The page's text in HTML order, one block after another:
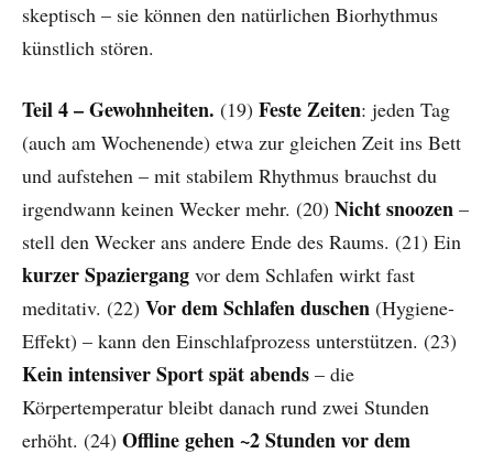
skeptisch – sie können den natürlichen Biorhythmus
künstlich stören.
Teil 4 – Gewohnheiten. (19) Feste Zeiten: jeden Tag
(auch am Wochenende) etwa zur gleichen Zeit ins Bett
und aufstehen – mit stabilem Rhythmus brauchst du
irgendwann keinen Wecker mehr. (20) Nicht snoozen –
stell den Wecker ans andere Ende des Raums. (21) Ein
kurzer Spaziergang vor dem Schlafen wirkt fast
meditativ. (22) Vor dem Schlafen duschen (Hygiene-
Effekt) – kann den Einschlafprozess unterstützen. (23)
Kein intensiver Sport spät abends – die
Körpertemperatur bleibt danach rund zwei Stunden
erhöht. (24) Offline gehen ~2 Stunden vor dem